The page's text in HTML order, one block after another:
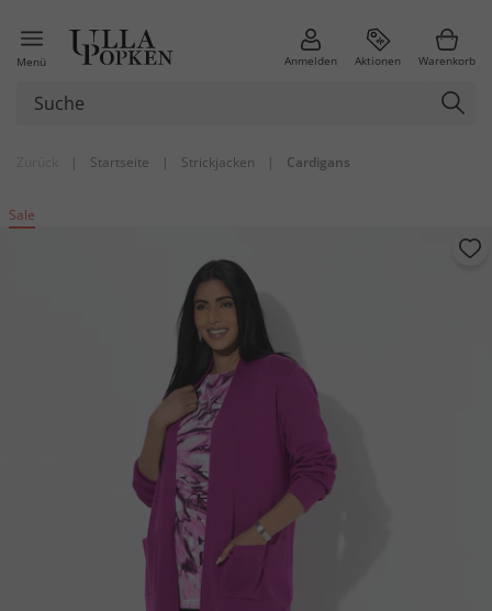
Menü Anmelden Aktionen Warenkorb
| Startseite | Strickjacken | Cardigans
Sale